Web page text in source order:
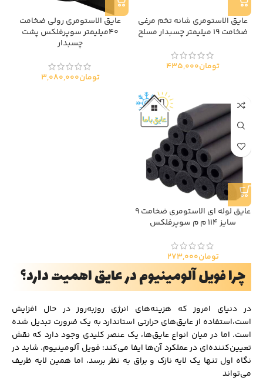
عایق الاستومری شانه تخم مرغی
ضخامت 19 میلیمتر چسبدار مسلح
تومان435,000
عايق الاستومري رولي ضخامت
40ميليمتر سوپرفلكس پشت
چسبدار
تومان3,080,000
عايق لوله اي الاستومري ضخامت 9
سايز 114 م م سوپرفلكس
تومان273,000
چرا فویل آلومینیوم در عایق اهمیت دارد؟
در دنیای امروز که هزینه‌های انرژی روز‌به‌روز در حال افزایش
است،استفاده از عایق‌های حرارتی استاندارد به یک ضرورت تبدیل شده
است. اما در میان انواع عایق‌ها، یک عنصر کلیدی وجود دارد که نقش
تعیین‌کننده‌ای در عملکرد آن‌ها ایفا می‌کند: فویل آلومینیوم. شاید در
نگاه اول تنها یک لایه نازک و براق به نظر برسد، اما همین لایه ظریف
می‌تواند